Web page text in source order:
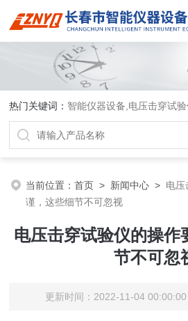
热门关键词： 智能仪器设备,电压击穿试
当前位置：首页 > 新闻中心 > 电压
谨，这些细节不可忽视
电压击穿试验仪的操作
节不可忽
更新时间：2022-11-04